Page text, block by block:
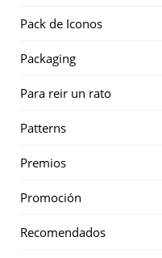
Pack de Iconos
Packaging
Para reir un rato
Patterns
Premios
Promoción
Recomendados